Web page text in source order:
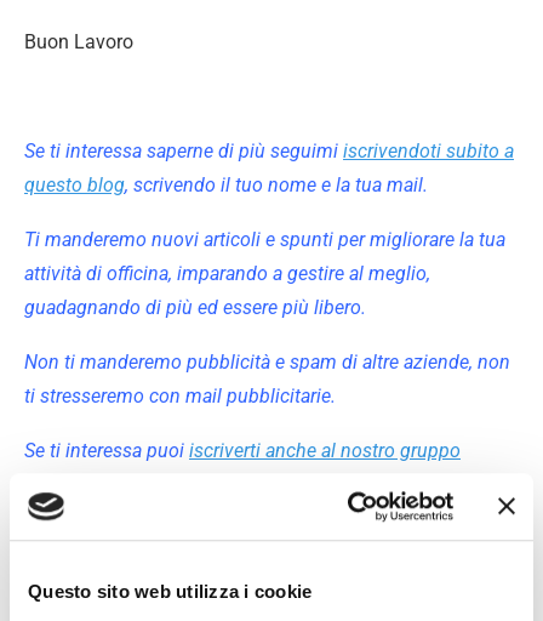
Questo sito web utilizza i cookie
Buon Lavoro
Se ti interessa saperne di più seguimi iscrivendoti subito a
questo blog, scrivendo il tuo nome e la tua mail.
Ti manderemo nuovi articoli e spunti per migliorare la tua
attività di officina, imparando a gestire al meglio,
guadagnando di più ed essere più libero.
Non ti manderemo pubblicità e spam di altre aziende, non
ti stresseremo con mail pubblicitarie.
Se ti interessa puoi iscriverti anche al nostro gruppo
come te e dove si discute di gestione delle officine.